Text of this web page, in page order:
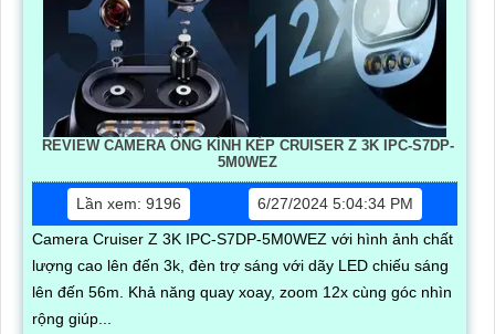
REVIEW CAMERA ỐNG KÍNH KÉP CRUISER Z 3K IPC-S7DP-
5M0WEZ
Lần xem: 9196
6/27/2024 5:04:34 PM
Camera Cruiser Z 3K IPC-S7DP-5M0WEZ với hình ảnh chất
lượng cao lên đến 3k, đèn trợ sáng với dãy LED chiếu sáng
lên đến 56m. Khả năng quay xoay, zoom 12x cùng góc nhìn
rộng giúp...